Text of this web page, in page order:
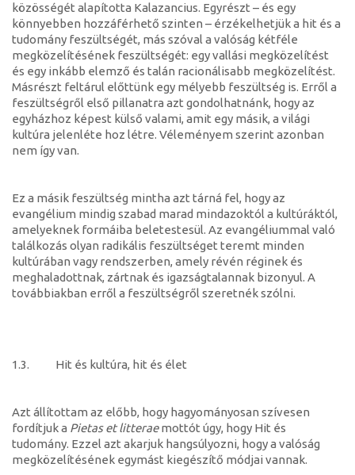
közösségét alapította Kalazancius. Egyrészt – és egy
könnyebben hozzáférhető szinten – érzékelhetjük a hit és a
tudomány feszültségét, más szóval a valóság kétféle
megközelítésének feszültségét: egy vallási megközelítést
és egy inkább elemző és talán racionálisabb megközelítést.
Másrészt feltárul előttünk egy mélyebb feszültség is. Erről a
feszültségről első pillanatra azt gondolhatnánk, hogy az
egyházhoz képest külső valami, amit egy másik, a világi
kultúra jelenléte hoz létre. Véleményem szerint azonban
nem így van.
Ez a másik feszültség mintha azt tárná fel, hogy az
evangélium mindig szabad marad mindazoktól a kultúráktól,
amelyeknek formáiba beletestesül. Az evangéliummal való
találkozás olyan radikális feszültséget teremt minden
kultúrában vagy rendszerben, amely révén réginek és
meghaladottnak, zártnak és igazságtalannak bizonyul. A
továbbiakban erről a feszültségről szeretnék szólni.
1.3. Hit és kultúra, hit és élet
Azt állítottam az előbb, hogy hagyományosan szívesen
fordítjuk a Pietas et litteraemottót úgy, hogy Hit és
tudomány. Ezzel azt akarjuk hangsúlyozni, hogy a valóság
megközelítésének egymást kiegészítő módjai vannak.